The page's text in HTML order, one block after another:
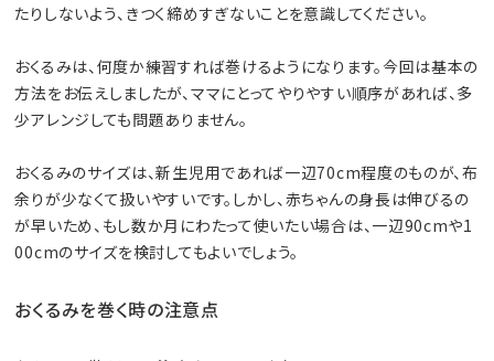
たりしないよう、きつく締めすぎないことを意識してください。
おくるみは、何度か練習すれば巻けるようになります。今回は基本の
方法をお伝えしましたが、ママにとってやりやすい順序があれば、多
少アレンジしても問題ありません。
おくるみのサイズは、新生児用であれば一辺70cm程度のものが、布
余りが少なくて扱いやすいです。しかし、赤ちゃんの身長は伸びるの
が早いため、もし数か月にわたって使いたい場合は、一辺90cmや1
00cmのサイズを検討してもよいでしょう。
おくるみを巻く時の注意点